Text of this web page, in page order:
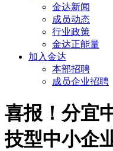
金达新闻
成员动态
行业政策
金达正能量
加入金达
本部招聘
成员企业招聘
喜报！分宜
技型中小企